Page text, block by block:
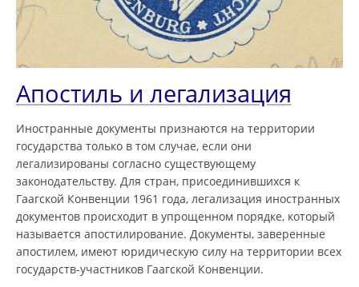
Апостиль и легализация
Иностранные документы признаются на территории
государства только в том случае, если они
легализированы согласно существующему
законодательству. Для стран, присоединившихся к
Гаагской Конвенции 1961 года, легализация иностранных
документов происходит в упрощенном порядке, который
называется апостилирование. Документы, заверенные
апостилем, имеют юридическую силу на территории всех
государств-участников Гаагской Конвенции.